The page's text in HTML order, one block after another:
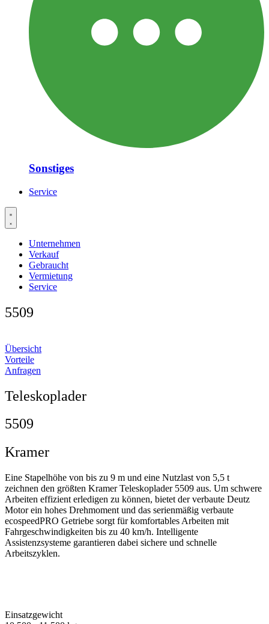
Sonstiges
Service
Unternehmen
Verkauf
Gebraucht
Vermietung
Service
5509
Übersicht
Vorteile
Anfragen
Teleskoplader
5509
Kramer
Eine Stapelhöhe von bis zu 9 m und eine Nutzlast von 5,5 t
zeichnen den größten Kramer Teleskoplader 5509 aus. Um schwere
Arbeiten effizient erledigen zu können, bietet der verbaute Deutz
Motor ein hohes Drehmoment und das serienmäßig verbaute
ecospeedPRO Getriebe sorgt für komfortables Arbeiten mit
Fahrgeschwindigkeiten bis zu 40 km/h. Intelligente
Assistenzsysteme garantieren dabei sichere und schnelle
Arbeitszyklen.
Einsatzgewicht